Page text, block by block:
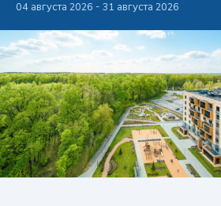
04 августа 2026 - 31 августа 2026